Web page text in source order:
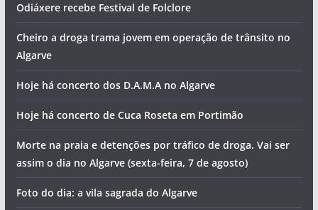
Odiáxere recebe Festival de Folclore
Cheiro a droga trama jovem em operação de trânsito no
Algarve
Hoje há concerto dos D.A.M.A no Algarve
Hoje há concerto de Cuca Roseta em Portimão
Morte na praia e detenções por tráfico de droga. Vai ser
assim o dia no Algarve (sexta-feira, 7 de agosto)
Foto do dia: a vila sagrada do Algarve